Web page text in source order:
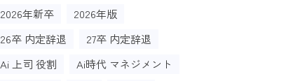
2026年新卒
2026年版
26卒 内定辞退
27卒 内定辞退
Ai 上司 役割
Ai時代 マネジメント